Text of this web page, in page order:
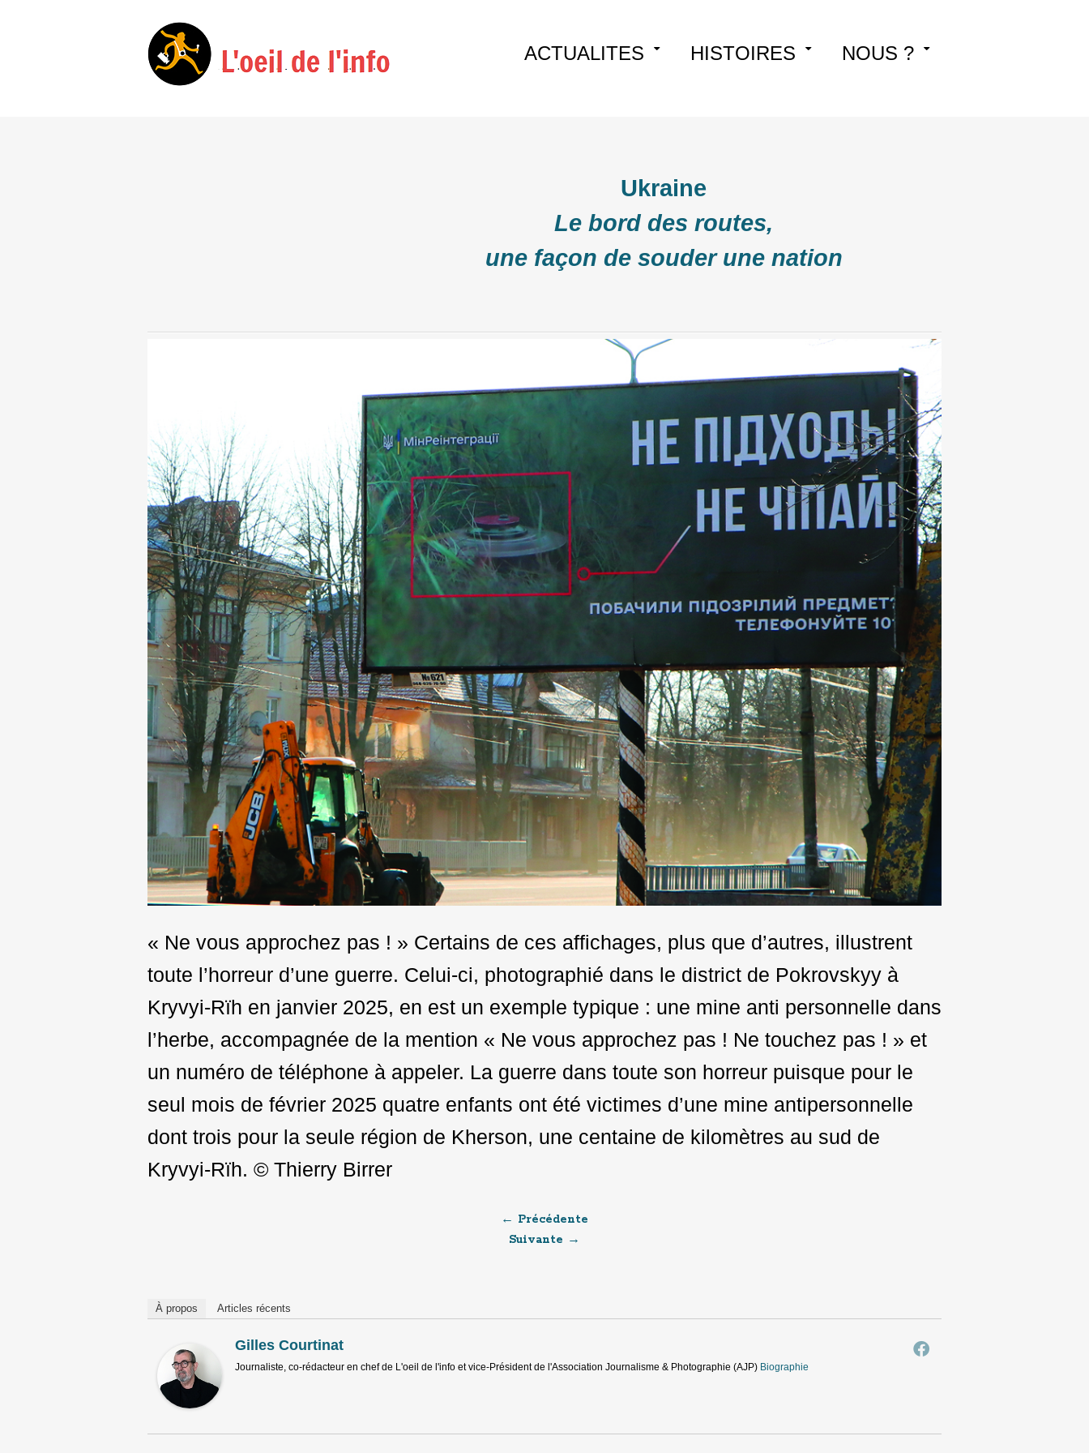
Skip
ACTUALITES HISTOIRES NOUS ?
Ukraine
Le bord des routes,
une façon de souder une nation
« Ne vous approchez pas ! » Certains de ces affichages, plus que d’autres, illustrent
toute l’horreur d’une guerre. Celui-ci, photographié dans le district de Pokrovskyy à
Kryvyi-Rïh en janvier 2025, en est un exemple typique : une mine anti personnelle dans
l’herbe, accompagnée de la mention « Ne vous approchez pas ! Ne touchez pas ! » et
un numéro de téléphone à appeler. La guerre dans toute son horreur puisque pour le
seul mois de février 2025 quatre enfants ont été victimes d’une mine antipersonnelle
dont trois pour la seule région de Kherson, une centaine de kilomètres au sud de
Kryvyi-Rïh. © Thierry Birrer
← Précédente
Suivante →
À propos Articles récents
Gilles Courtinat
Journaliste, co-rédacteur en chef de L'oeil de l'info et vice-Président de l'Association Journalisme & Photographie (AJP) Biographie